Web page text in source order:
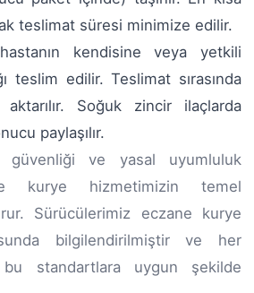
teslimat süresi minimize edilir.
kendisine veya yetkili
teslim edilir. Teslimat sırasında
aktarılır. Soğuk zincir ilaçlarda
paylaşılır.
ve yasal uyumluluk
kurye hizmetimizin temel
Sürücülerimiz eczane kurye
bilgilendirilmiştir ve her
standartlara uygun şekilde